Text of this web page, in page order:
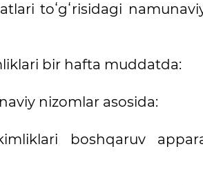
toʻgʻrisidagi
bir hafta muddatda:
nizomlar asosida:
boshqaruv